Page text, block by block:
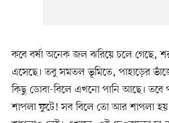
কবে বর্ষা অনেক জল ঝরিয়ে চলে গেছে,
এসেছে। তবু সমতল ভূমিতে, পাহাড়ের
কিছু ডোবা-বিলে এখনো পানি আছে। তবে
শাপলা ফুটে! সব বিলে তো আর শাপলা হয়